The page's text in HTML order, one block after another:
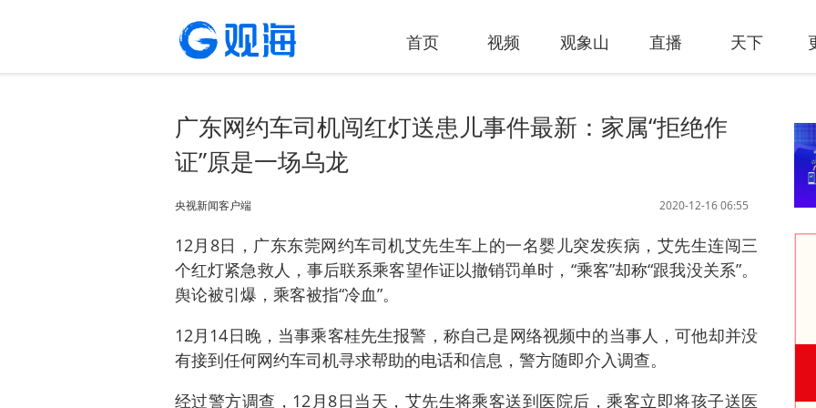
首页 视频 观象山 直播 天下
广东网约车司机闯红灯送患儿事件最新：家属“拒绝作
证”原是一场乌龙
2020-12-16 06:55
央视新闻客户端
12月8日，广东东莞网约车司机艾先生车上的一名婴儿突发疾病，艾先生连闯三
个红灯紧急救人，事后联系乘客望作证以撤销罚单时，“乘客”却称“跟我没关系”。
舆论被引爆，乘客被指“冷血”。
12月14日晚，当事乘客桂先生报警，称自己是网络视频中的当事人，可他却并没
有接到任何网约车司机寻求帮助的电话和信息，警方随即介入调查。
经过警方调查，12月8日当天，艾先生将乘客送到医院后，乘客立即将孩子送医